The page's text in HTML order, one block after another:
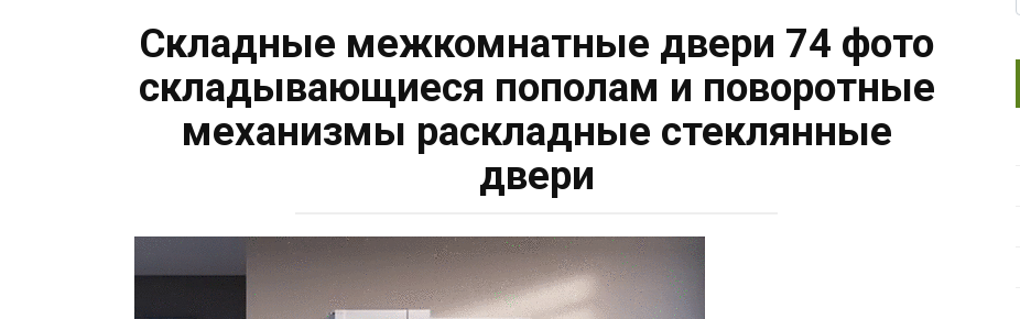
Складные межкомнатные двери 74 фото
складывающиеся пополам и поворотные
механизмы раскладные стеклянные
двери